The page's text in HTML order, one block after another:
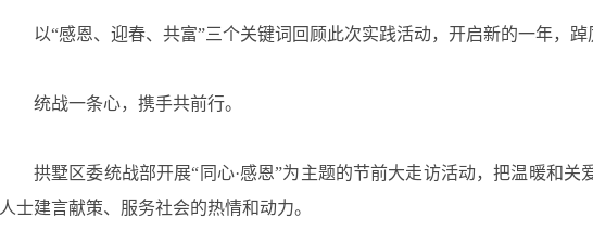
以“感恩、迎春、共富”三个关键词回顾此次实践活动，开启新的一年，踔
统战一条心，携手共前行。
拱墅区委统战部开展“同心·感恩”为主题的节前大走访活动，把温暖和
人士建言献策、服务社会的热情和动力。